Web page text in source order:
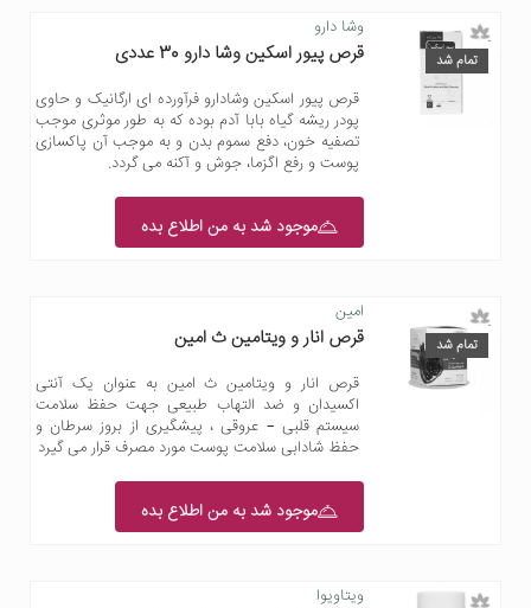
تمام شد
وشا دارو
قرص پیور اسکین وشا دارو 30 عددی
قرص پیور اسکین وشادارو فرآورده ای ارگانیک و حاوی
پودر ریشه گیاه بابا آدم بوده که به طور موثری موجب
تصفیه خون، دفع سموم بدن و به موجب آن پاکسازی
پوست و رفع اگزما، جوش و آکنه می گردد.
موجود شد به من اطلاع بده
تمام شد
امین
قرص انار و ویتامین ث امین
قرص انار و ویتامین ث امین به عنوان یک آنتی
اکسیدان و ضد التهاب طبیعی جهت حفظ سلامت
سیستم قلبی – عروقی ، پیشگیری از بروز سرطان و
حفظ شادابی سلامت پوست مورد مصرف قرار می گیرد
موجود شد به من اطلاع بده
ویتاویوا